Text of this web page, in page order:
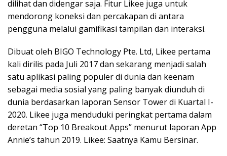
dilihat dan didengar saja. Fitur Likee juga untuk
mendorong koneksi dan percakapan di antara
pengguna melalui gamifikasi tampilan dan interaksi.
Dibuat oleh BIGO Technology Pte. Ltd, Likee pertama
kali dirilis pada Juli 2017 dan sekarang menjadi salah
satu aplikasi paling populer di dunia dan keenam
sebagai media sosial yang paling banyak diunduh di
dunia berdasarkan laporan Sensor Tower di Kuartal I-
2020. Likee juga menduduki peringkat pertama dalam
deretan “Top 10 Breakout Apps” menurut laporan App
Annie’s tahun 2019. Likee: Saatnya Kamu Bersinar.